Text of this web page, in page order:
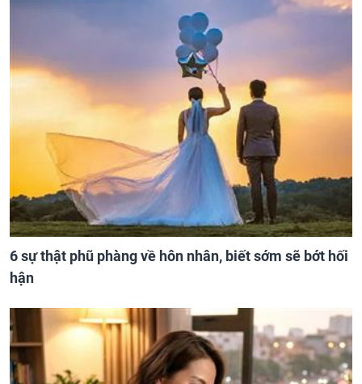
6 sự thật phũ phàng về hôn nhân, biết sớm sẽ bớt hối
hận